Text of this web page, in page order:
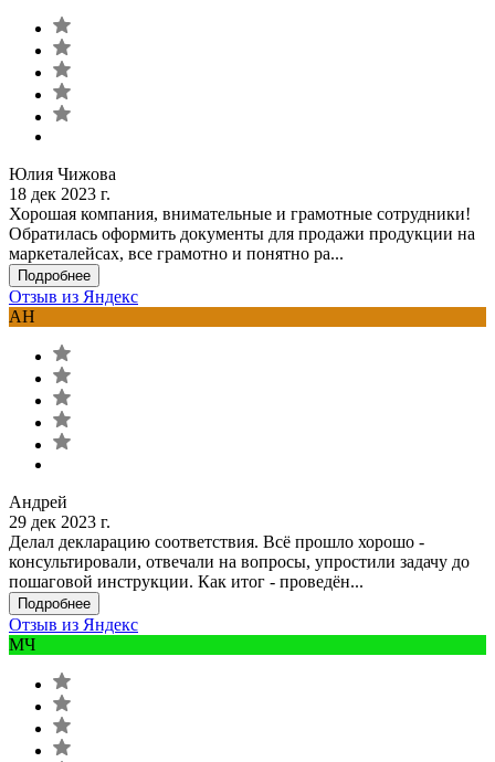
Юлия Чижова
18 дек 2023 г.
Хорошая компания, внимательные и грамотные сотрудники!
Обратилась оформить документы для продажи продукции на
маркеталейсах, все грамотно и понятно ра...
Подробнее
Отзыв из Яндекс
АН
Андрей
29 дек 2023 г.
Делал декларацию соответствия. Всё прошло хорошо -
консультировали, отвечали на вопросы, упростили задачу до
пошаговой инструкции. Как итог - проведён...
Подробнее
Отзыв из Яндекс
МЧ